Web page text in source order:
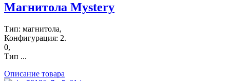
Магнитола Mystery
Тип: магнитола,
Конфигурация: 2.
0,
Тип ...
Описание товара